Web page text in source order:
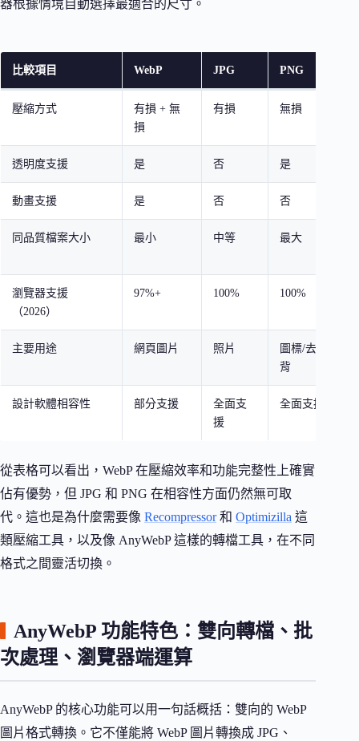
器根據情境自動選擇最適合的尺寸。
比較項目 WebP JPG PNG
壓縮方式
有損 + 無
損
有損 無損
透明度支援 是 否 是
動畫支援 是 否 否
同品質檔案大小 最小 中等 最大
瀏覽器支援
（2026）
97%+ 100% 100%
主要用途 網頁圖片 照片
圖標/去
背
設計軟體相容性 部分支援
全面支
援
全面支援
從表格可以看出，WebP 在壓縮效率和功能完整性上確實
佔有優勢，但 JPG 和 PNG 在相容性方面仍然無可取
代。這也是為什麼需要像 Recompressor和 Optimizilla 這
類壓縮工具，以及像 AnyWebP 這樣的轉檔工具，在不同
格式之間靈活切換。
AnyWebP 功能特色：雙向轉檔、批
次處理、瀏覽器端運算
AnyWebP 的核心功能可以用一句話概括：雙向的 WebP
圖片格式轉換。它不僅能將 WebP 圖片轉換成 JPG、